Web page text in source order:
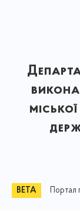
Портал